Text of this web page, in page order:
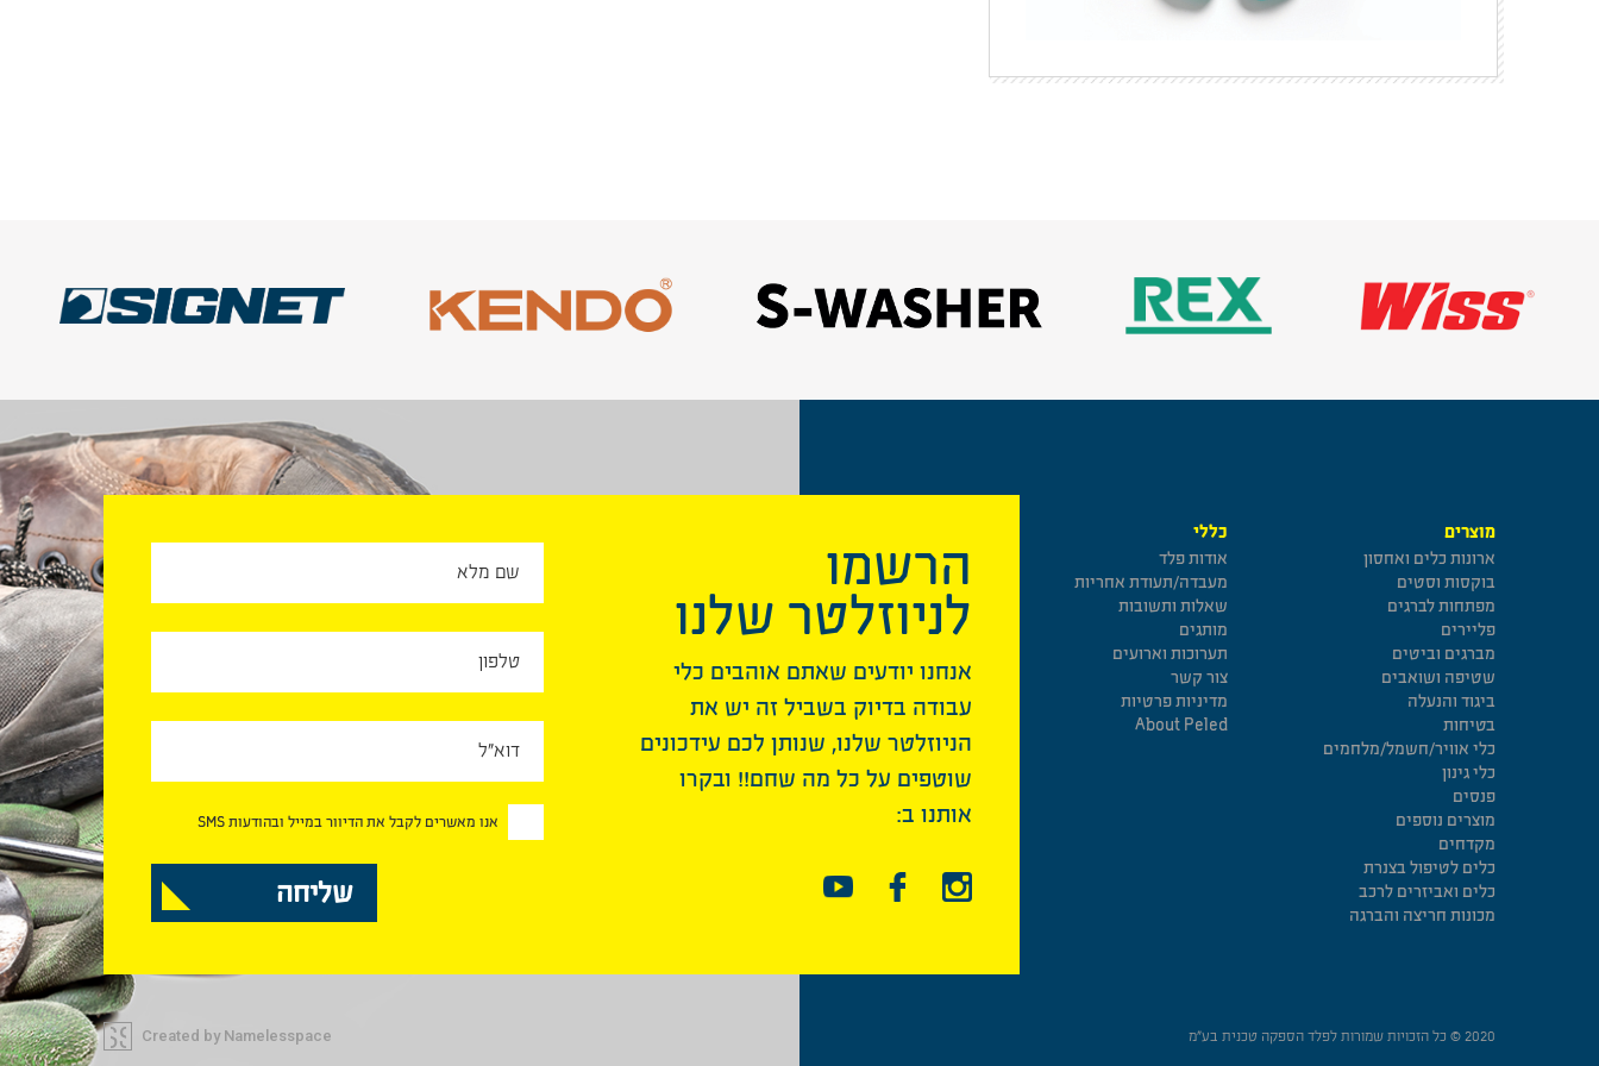
מוצרים
ארונות כלים ואחסון
בוקסות וסטים
מפתחות לברגים
פליירים
מברגים וביטים
שטיפה ושואבים
ביגוד והנעלה
בטיחות
כלי אוויר/חשמל/מלחמים
כלי גינון
פנסים
מוצרים נוספים
מקדחים
כלים לטיפול בצנרת
כלים ואביזרים לרכב
מכונות חריצה והברגה
כללי
אודות פלד
מעבדה/תעודת אחריות
שאלות ותשובות
מותגים
תערוכות וארועים
צור קשר
מדיניות פרטיות
About Peled
הרשמו
לניוזלטר שלנו
אנחנו יודעים שאתם אוהבים כלי
עבודה בדיוק בשביל זה יש את
הניוזלטר שלנו, שנותן לכם עידכונים
שוטפים על כל מה שחם!! ובקרו
אותנו ב:
אנו מאשרים לקבל את הדיוור במייל ובהודעות SMS
2020 © כל הזכויות שמורות לפלד הספקה טכנית בע”מ Created by Namelesspace